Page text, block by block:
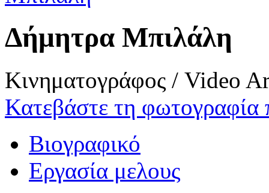
Δήμητρα Μπιλάλη
Κινηματογράφος / Video
Κατεβάστε τη φωτογραφία
Βιογραφικό
Εργασία μελους